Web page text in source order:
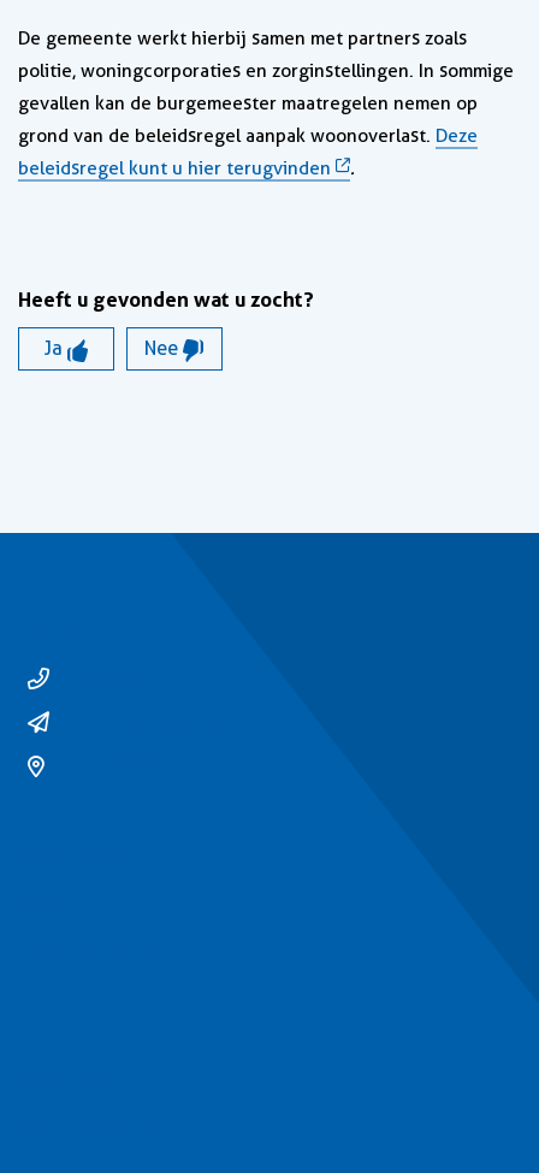
De gemeente werkt hierbij samen met partners zoals
politie, woningcorporaties en zorginstellingen. In sommige
gevallen kan de burgemeester maatregelen nemen op
grond van de beleidsregel aanpak woonoverlast. Deze
beleidsregel kunt u hier terugvinden
.
Heeft u gevonden wat u zocht?
Ja Nee